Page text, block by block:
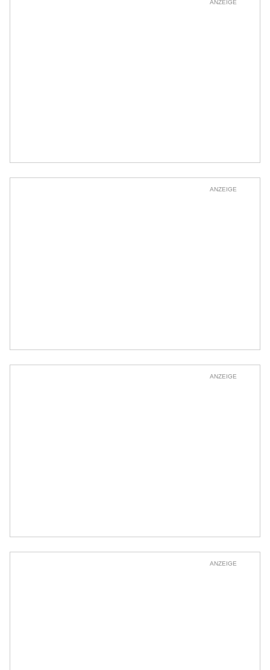
ANZEIGE
ANZEIGE
ANZEIGE
ANZEIGE